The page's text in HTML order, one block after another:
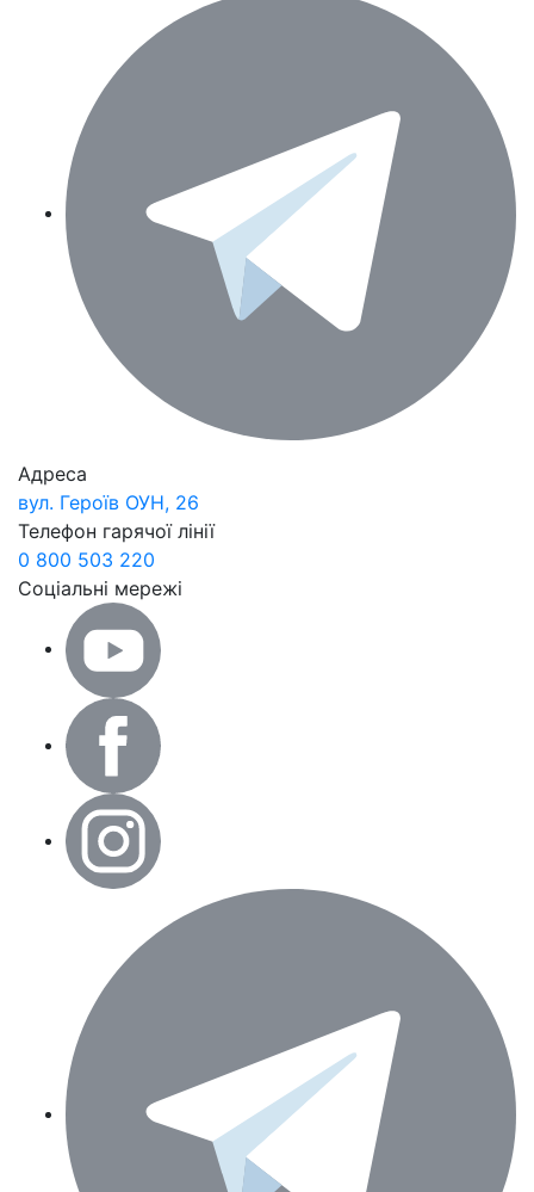
Адреса
вул. Героїв ОУН, 26
Телефон гарячої лінії
0 800 503 220
Соціальні мережі